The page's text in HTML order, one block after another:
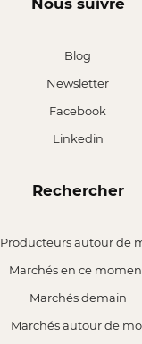
Nous suivre
Blog
Newsletter
Facebook
Linkedin
Rechercher
Producteurs autour de
Marchés en ce
Marchés demain
Marchés autour de